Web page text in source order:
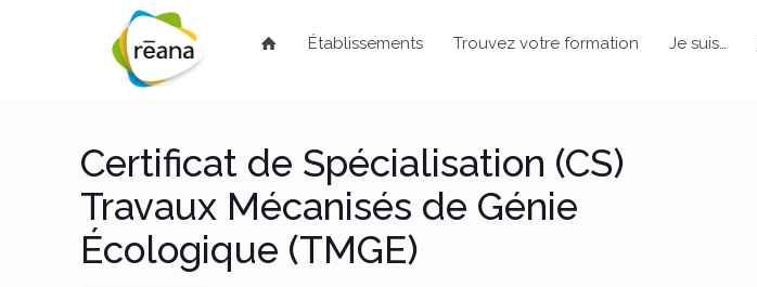
Établissements Trouvez votre formation Je suis…
Certificat de Spécialisation (CS)
Travaux Mécanisés de Génie
Écologique (TMGE)